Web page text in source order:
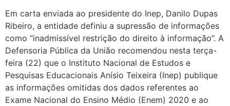
Em carta enviada ao presidente do Inep, Danilo Dupas
Ribeiro, a entidade definiu a supressão de informações
como “inadmissível restrição do direito à informação”. A
Defensoria Pública da União recomendou nesta terça-
feira (22) que o Instituto Nacional de Estudos e
Pesquisas Educacionais Anísio Teixeira (Inep) publique
as informações omitidas dos dados referentes ao
Exame Nacional do Ensino Médio (Enem) 2020 e ao